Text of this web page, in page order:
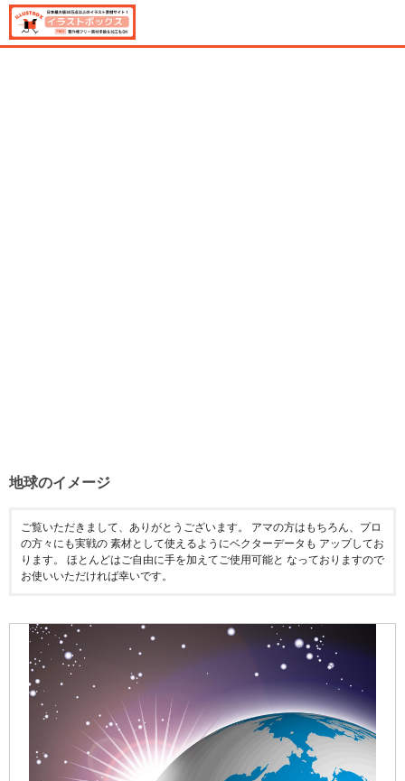
地球のイメージ
ご覧いただきまして、ありがとうございます。 アマの方はもちろん、プロ
の方々にも実戦の 素材として使えるようにベクターデータも アップしてお
ります。 ほとんどはご自由に手を加えてご使用可能と なっておりますので
お使いいただければ幸いです。